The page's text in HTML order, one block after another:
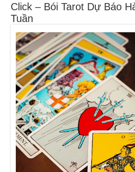
Click – Bói Tarot Dự Báo
Tuần